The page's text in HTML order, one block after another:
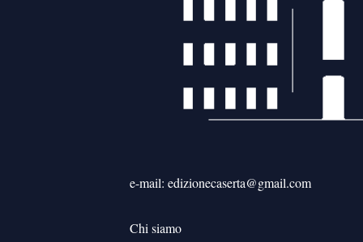
e-mail: edizionecaserta@gmail.com
Chi siamo